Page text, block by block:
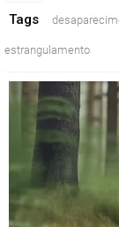
Tags
estrangulamento